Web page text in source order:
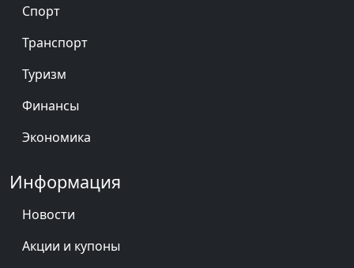
Спорт
Транспорт
Туризм
Финансы
Экономика
Информация
Новости
Акции и купоны